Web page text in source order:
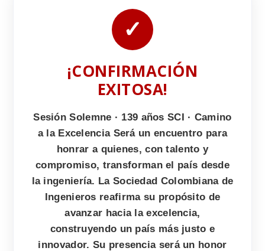
✓
¡CONFIRMACIÓN
EXITOSA!
Sesión Solemne · 139 años SCI · Camino
a la Excelencia Será un encuentro para
honrar a quienes, con talento y
compromiso, transforman el país desde
la ingeniería. La Sociedad Colombiana de
Ingenieros reafirma su propósito de
avanzar hacia la excelencia,
construyendo un país más justo e
innovador. Su presencia será un honor